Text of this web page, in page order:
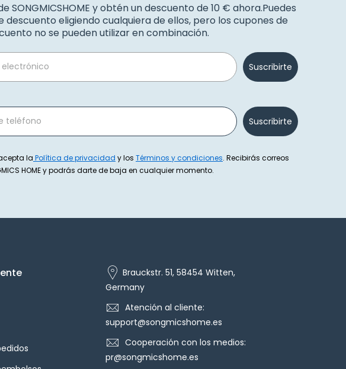
SONGMICSHOME y obtén un descuento de 10 € ahora.Puedes
eligiendo cualquiera de ellos, pero los cupones de
no se pueden utilizar en combinación.
Suscribirte
Suscribirte
la Política de privacidad y los Términos y condiciones. Recibirás correos
HOME y podrás darte de baja en cualquier momento.
Brauckstr. 51, 58454 Witten,
Germany
Atención al cliente:
support@songmicshome.es
Cooperación con los medios:
pr@songmicshome.es